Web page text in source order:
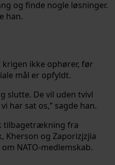
og finde nogle løsninger.
han.
ikke ophører, før
mål er opfyldt.
slutte. De vil uden tvivl
har sat os,” sagde han.
tilbagetrækning fra
Kherson og Zaporizjzjia
NATO-medlemskab.